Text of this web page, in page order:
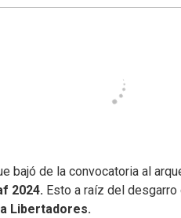
bajó de la convocatoria al
2024. Esto a raíz del
Libertadores.